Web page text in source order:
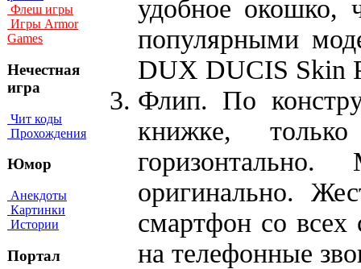
Флеш игры
Игры Armor
Games
Нечестная
игра
Чит коды
Прохождения
Юмор
Анекдоты
Картинки
Истории
Портал
удобное окошко,
популярными
DUX DUCIS Skin
Флип. По
книжке,
оригинально.
смартфон со всех
на телефонные